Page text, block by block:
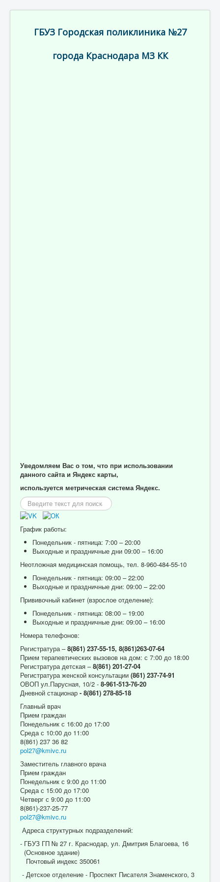
ГБУЗ Городская поликлиника №27
города Краснодара МЗ КК
Уведомляем Вас о том, что при использовании
данного сайта и Яндекс карты,
используется метрическая система Яндекс.
Искать...
График работы:
Понедельник - пятница: 7:00 – 20:00
Выходные и праздничные дни 09:00 – 16:00
Неотложная медицинская помощь, тел. 8-960-484-55-10
Понедельник - пятница: 09:00 – 22:00
Выходные и праздничные дни: 09:00 – 22:00
Прививочный кабинет (взрослое отделение):
Понедельник - пятница: 08:00 – 19:00
Выходные и праздничные дни: 09:00 – 16:00
Номера телефонов:
Регистратура –8(861) 237-55-15, 8(861)263-07-64
Прием терапевтических вызовов на дом: с 7:00 до 18:00
Регистратура детская –8(861) 201-27-04
Регистратура женской консультации (861) 237-74-91
ОВОП ул.Парусная, 10/2 - 8-961-513-76-20
Дневной стационар - 8(861) 278-85-18
Главный врач
Прием граждан
Понедельник с 16:00 до 17:00
Среда с 10:00 до 11:00
8(861) 237 36 82
pol27@kmivc.ru
Заместитель главного врача
Прием граждан
Понедельник с 9:00 до 11:00
Среда с 15:00 до 17:00
Четверг с 9:00 до 11:00
8(861)-237-25-77
pol27@kmivc.ru
Адреса структурных подразделений:
- ГБУЗ ГП № 27 г. Краснодар, ул. Дмитрия Благоева, 16
(Основное здание)
Почтовый индекс 350061
- Детское отделение - Проспект Писателя Знаменского, 3